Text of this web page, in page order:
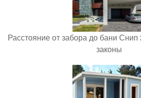
Расстояние от забора до бани
законы